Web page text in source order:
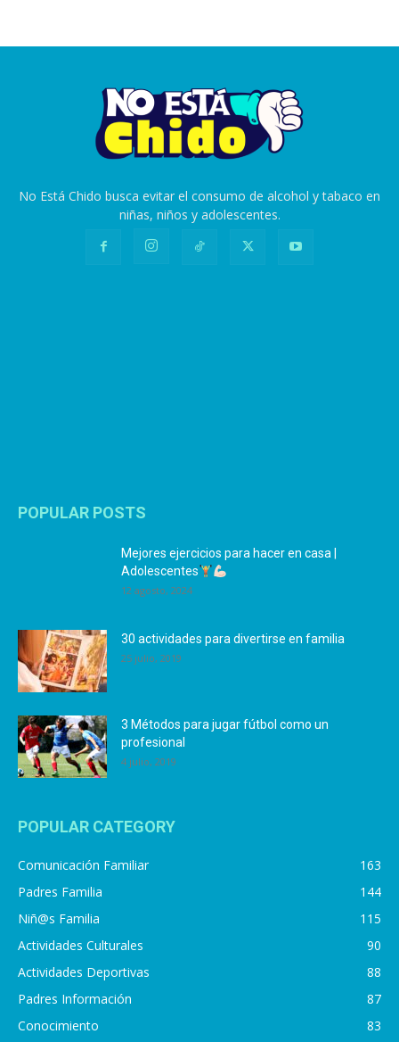
No Está Chido busca evitar el consumo de alcohol y tabaco en
niñas, niños y adolescentes.
POPULAR POSTS
Mejores ejercicios para hacer en casa |
Adolescentes
12 agosto, 2024
30 actividades para divertirse en familia
25 julio, 2019
3 Métodos para jugar fútbol como un
profesional
4 julio, 2019
POPULAR CATEGORY
Comunicación Familiar
163
Padres Familia
144
Niñ@s Familia
115
Actividades Culturales
90
Actividades Deportivas
88
Padres Información
87
Conocimiento
83